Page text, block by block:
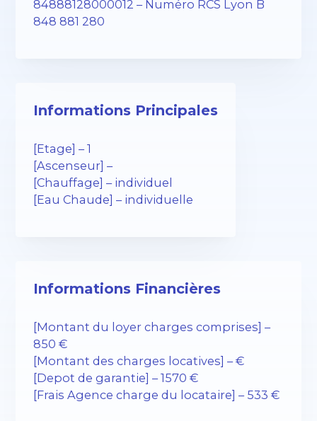
84888128000012 – Numéro RCS Lyon B
848 881 280
Informations Principales
[Etage] – 1
[Ascenseur] –
[Chauffage] – individuel
[Eau Chaude] – individuelle
Informations Financières
[Montant du loyer charges comprises] –
850 €
[Montant des charges locatives] – €
[Depot de garantie] – 1570 €
[Frais Agence charge du locataire] – 533 €